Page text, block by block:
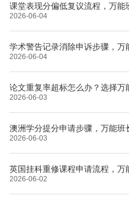
课堂表现分偏低复议流程，万
2026-06-04
学术警告记录消除申诉步骤，万
2026-06-04
论文重复率超标怎么办？选择万
2026-06-03
澳洲学分提分申请步骤，万能班
2026-06-03
英国挂科重修课程申请流程，万
2026-06-02